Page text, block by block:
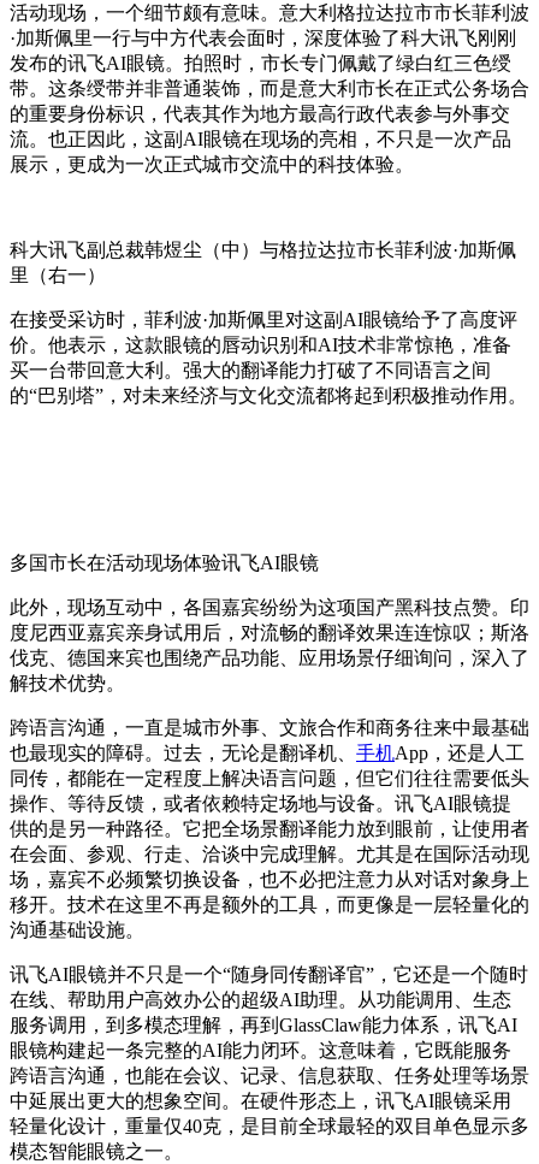
活动现场，一个细节颇有意味。意大利格拉达拉市市长菲利波
·加斯佩里一行与中方代表会面时，深度体验了科大讯飞刚刚
发布的讯飞AI眼镜。拍照时，市长专门佩戴了绿白红三色绶
带。这条绶带并非普通装饰，而是意大利市长在正式公务场合
的重要身份标识，代表其作为地方最高行政代表参与外事交
流。也正因此，这副AI眼镜在现场的亮相，不只是一次产品
展示，更成为一次正式城市交流中的科技体验。
科大讯飞副总裁韩煜尘（中）与格拉达拉市长菲利波·加斯佩
里（右一）
在接受采访时，菲利波·加斯佩里对这副AI眼镜给予了高度评
价。他表示， 这款眼镜的唇动识别和AI技术非常惊艳，准备
买一台带回意大利。 强大的翻译能力打破了不同语言之间
的“巴别塔”，对未来经济与文化交流都将起到积极推动作用。
多国市长在活动现场体验讯飞AI眼镜
此外，现场互动中，各国嘉宾纷纷为这项国产黑科技点赞。印
度尼西亚嘉宾亲身试用后，对流畅的翻译效果连连惊叹；斯洛
伐克、德国来宾也围绕产品功能、应用场景仔细询问，深入了
解技术优势。
跨语言沟通，一直是城市外事、文旅合作和商务往来中最基础
也最现实的障碍。过去，无论是翻译机、 手机App，还是人工
同传，都能在一定程度上解决语言问题，但它们往往需要低头
操作、等待反馈，或者依赖特定场地与设备。讯飞AI眼镜提
供的是另一种路径。它把全场景翻译能力放到眼前，让使用者
在会面、参观、行走、洽谈中完成理解。尤其是在国际活动现
场，嘉宾不必频繁切换设备，也不必把注意力从对话对象身上
移开。技术在这里不再是额外的工具，而更像是一层轻量化的
沟通基础设施。
讯飞AI眼镜并不只是一个“随身同传翻译官” ， 它还是一个随时
在线、帮助用户高效办公的超级AI助理。从功能调用、生态
服务调用，到多模态理解，再到GlassClaw能力体系，讯飞AI
眼镜构建起一条完整的AI能力闭环。这意味着，它既能服务
跨语言沟通，也能在会议、记录、信息获取、任务处理等场景
中延展出更大的想象空间。在硬件形态上，讯飞AI眼镜采用
轻量化设计，重量仅40克，是目前全球最轻的双目单色显示多
模态智能眼镜之一。